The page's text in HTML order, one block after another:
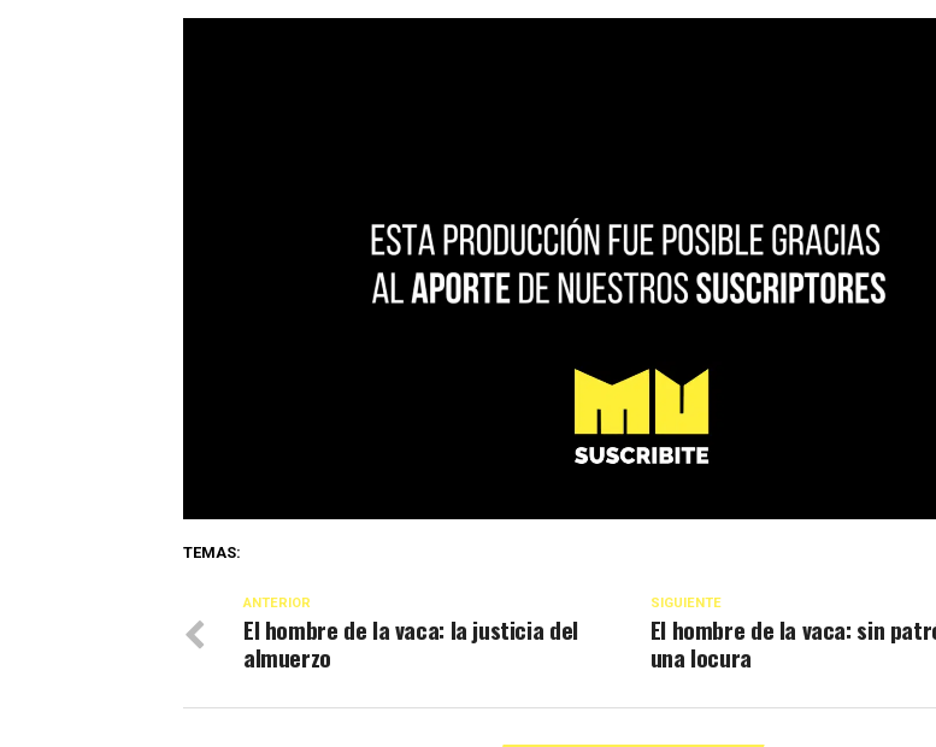
TEMAS:
SIGUIENTE
El hombre de la vaca: sin
una locura
ANTERIOR
El hombre de la vaca: la justicia del
almuerzo